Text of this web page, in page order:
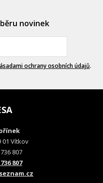
novinek
ochrany osobních údajů.
01 Vítkov
807
807